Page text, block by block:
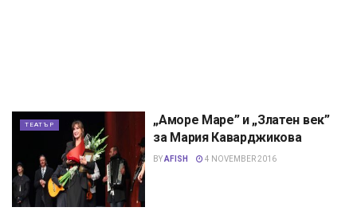
ТЕАТЪР
„Аморе Маре” и „Златен век”
за Мария Каварджикова
BYAFISH 4 NOVEMBER 2016